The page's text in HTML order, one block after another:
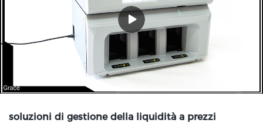
soluzioni di gestione della liquidità a prezzi